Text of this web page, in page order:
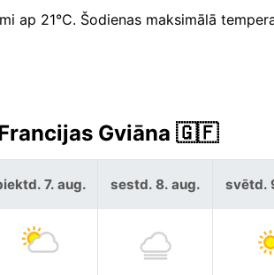
ap 21°C. Šodienas maksimālā
Gviāna 🇬🇫
7. aug. sestd. 8. aug. svētd.